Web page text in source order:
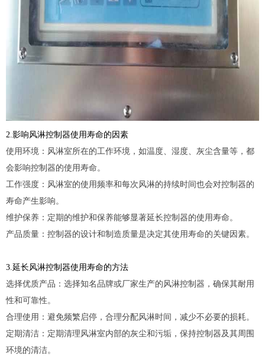
2.影响风淋控制器使用寿命的因素
使用环境：风淋室所在的工作环境，如温度、湿度、灰尘含量等，都
会影响控制器的使用寿命。
工作强度：风淋室的使用频率和每次风淋的持续时间也会对控制器的
寿命产生影响。
维护保养：定期的维护和保养能够显著延长控制器的使用寿命。
产品质量：控制器的设计和制造质量是决定其使用寿命的关键因素。
3.延长风淋控制器使用寿命的方法
选择优质产品：选择知名品牌或厂家生产的风淋控制器，确保其耐用
性和可靠性。
合理使用：避免频繁启停，合理分配风淋时间，减少不必要的损耗。
定期清洁：定期清理风淋室内部的灰尘和污垢，保持控制器及其周围
环境的清洁。